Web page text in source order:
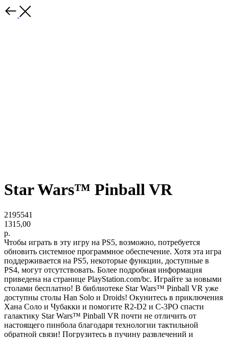
Star Wars™ Pinball VR
2195541
1315,00
р.
Чтобы играть в эту игру на PS5, возможно, потребуется
обновить системное программное обеспечение. Хотя эта игра
поддерживается на PS5, некоторые функции, доступные в
PS4, могут отсутствовать. Более подробная информация
приведена на странице PlayStation.com/bc. Играйте за новыми
столами бесплатно! В библиотеке Star Wars™ Pinball VR уже
доступны столы Han Solo и Droids! Окунитесь в приключения
Хана Соло и Чубакки и помогите R2-D2 и C-3PO спасти
галактику Star Wars™ Pinball VR почти не отличить от
настоящего пинбола благодаря технологии тактильной
обратной связи! Погрузитесь в пучину развлечений и